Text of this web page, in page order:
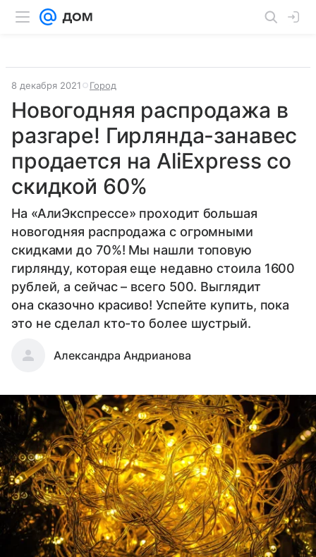
8 декабря 2021 Город
Новогодняя распродажа в
разгаре! Гирлянда-занавес
продается на AliExpress со
скидкой 60%
На «АлиЭкспрессе» проходит большая
новогодняя распродажа с огромными
скидками до 70%! Мы нашли топовую
гирлянду, которая еще недавно стоила 1600
рублей, а сейчас – всего 500. Выглядит
она сказочно красиво! Успейте купить, пока
это не сделал кто-то более шустрый.
Александра Андрианова